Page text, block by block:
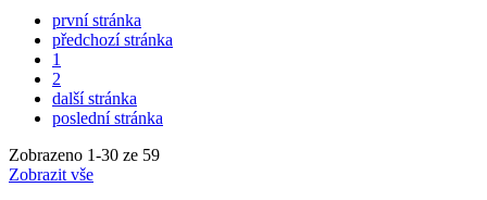
první stránka
předchozí stránka
1
2
další stránka
poslední stránka
Zobrazeno 1-30 ze 59
Zobrazit vše